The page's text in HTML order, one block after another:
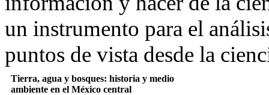
un instrumento para el
puntos de vista desde la
Tierra, agua y bosques: historia y medio
ambiente en el México central